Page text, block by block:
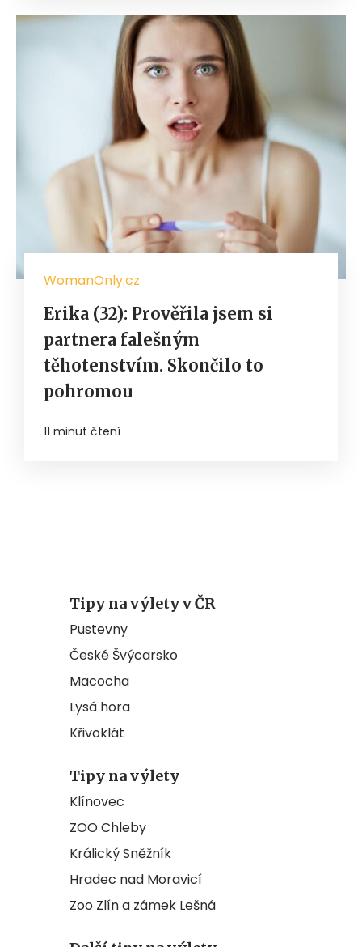
WomanOnly.cz
Erika (32): Prověřila jsem si
partnera falešným
těhotenstvím. Skončilo to
pohromou
11 minut čtení
Tipy na výlety v ČR
Pustevny
České Švýcarsko
Macocha
Lysá hora
Křivoklát
Tipy na výlety
Klínovec
ZOO Chleby
Králický Sněžník
Hradec nad Moravicí
Zoo Zlín a zámek Lešná